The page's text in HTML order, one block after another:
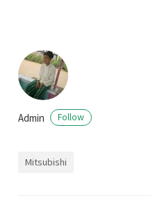
Admin Follow
Mitsubishi